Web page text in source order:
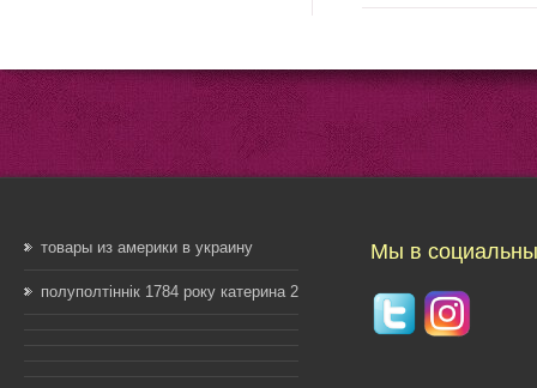
товары из америки в украину
полуполтіннік 1784 року катерина 2
Мы в